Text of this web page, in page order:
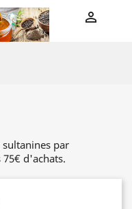

par
d'achats.